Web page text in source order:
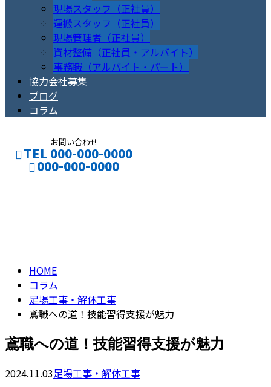
現場スタッフ（正社員）
運搬スタッフ（正社員）
現場管理者（正社員）
資材整備（正社員・アルバイト）
事務職（アルバイト・パート）
協力会社募集
ブログ
コラム
お問い合わせ
TEL 000-000-0000
000-000-0000
HOME
コラム
足場工事・解体工事
鳶職への道！技能習得支援が魅力
鳶職への道！技能習得支援が魅力
2024.11.03足場工事・解体工事